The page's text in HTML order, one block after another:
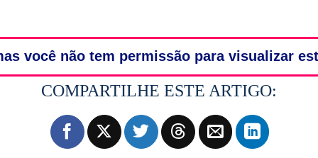
você não tem permissão para visualizar